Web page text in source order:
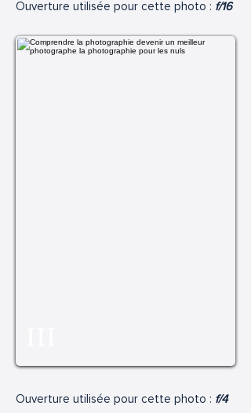
Ouverture utilisée pour cette photo : f/16
Ouverture utilisée pour cette photo : f/4